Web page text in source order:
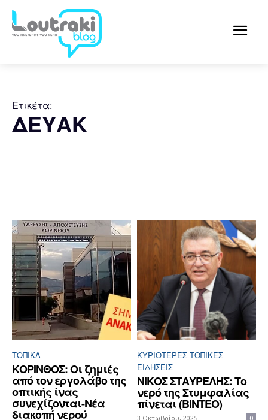
Ετικέτα:
ΔΕΥΑΚ
ΤΟΠΙΚΑ
ΚΟΡΙΝΘΟΣ: Οι ζημιές
από τον εργολάβο της
οπτικής ίνας
συνεχίζονται-Νέα
διακοπή νερού
ΚΥΡΙΌΤΕΡΕΣ ΤΟΠΙΚΈΣ
ΕΙΔΉΣΕΙΣ
ΝΙΚΟΣ ΣΤΑΥΡΕΛΗΣ: Το
νερό της Στυμφαλίας
πίνεται (ΒΙΝΤΕΟ)
3 Οκτωβρίου, 2025 0